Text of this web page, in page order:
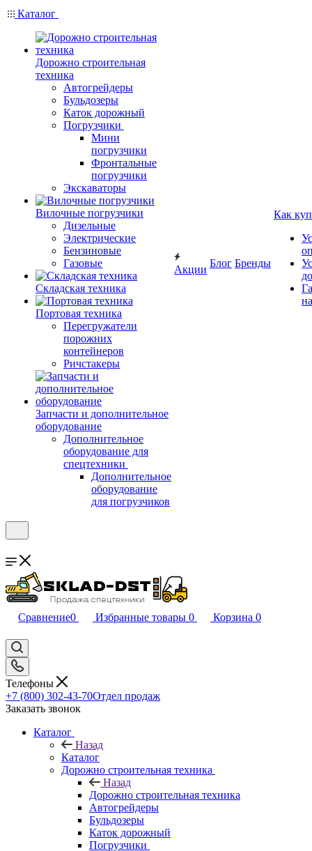
Каталог
Дорожно строительная
техника
Автогрейдеры
Бульдозеры
Каток дорожный
Погрузчики
Мини
погрузчики
Фронтальные
погрузчики
Экскаваторы
Вилочные погрузчики
Дизельные
Электрические
Бензиновые
Газовые
Складская техника
Портовая техника
Перегружатели
порожних
контейнеров
Ричстакеры
Запчасти и дополнительное
оборудование
Дополнительное
оборудование для
спецтехники
Дополнительное
оборудование
для погрузчиков
Акции
Блог Бренды
Как
Сравнение0 Избранные товары 0 Корзина 0
Телефоны
+7 (800) 302-43-70Отдел продаж
Заказать звонок
Каталог
Назад
Каталог
Дорожно строительная техника
Назад
Дорожно строительная техника
Автогрейдеры
Бульдозеры
Каток дорожный
Погрузчики